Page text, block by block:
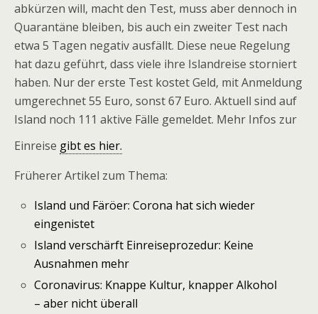
abkürzen will, macht den Test, muss aber dennoch in
Quarantäne bleiben, bis auch ein zweiter Test nach
etwa 5 Tagen negativ ausfällt. Diese neue Regelung
hat dazu geführt, dass viele ihre Islandreise storniert
haben. Nur der erste Test kostet Geld, mit Anmeldung
umgerechnet 55 Euro, sonst 67 Euro. Aktuell sind auf
Island noch 111 aktive Fälle gemeldet. Mehr Infos zur
Einreise gibt es hier.
Früherer Artikel zum Thema:
Island und Färöer: Corona hat sich wieder
eingenistet
Island verschärft Einreiseprozedur: Keine
Ausnahmen mehr
Coronavirus: Knappe Kultur, knapper Alkohol
– aber nicht überall